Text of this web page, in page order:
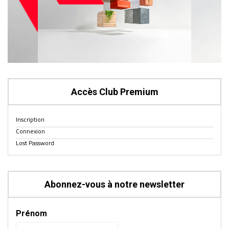
Accès Club Premium
Inscription
Connexion
Lost Password
Abonnez-vous à notre newsletter
Prénom